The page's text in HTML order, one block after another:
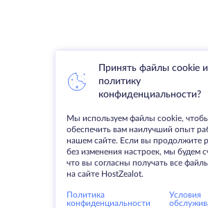
Принять файлы cookie и
политику
конфиденциальности?
Мы используем файлы cookie,
обеспечить вам наилучший опыт
нашем сайте. Если вы продолжите
без изменения настроек, мы будем
что вы согласны получать все
на сайте HostZealot.
Политика
конфиденциальности
Условия